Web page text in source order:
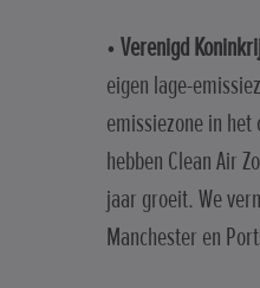
• Verenigd
eigen lage-
emissiezone in
hebben Clean Air
jaar groeit. We
Manchester en